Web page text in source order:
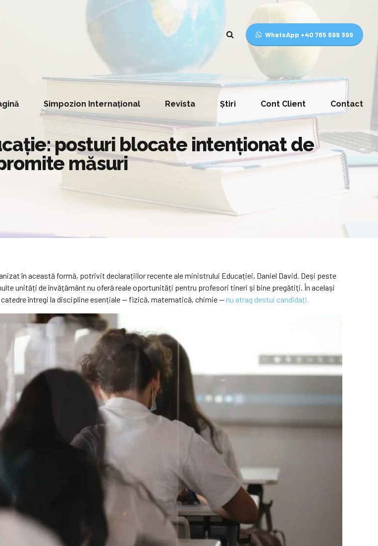
WhatsApp +40 765 699 399
Simpozion Internațional Revista Știri Cont Client Contact
posturi blocate intenționat de
măsuri
în această formă, potrivit declarațiilor recente ale ministrului Educației, Daniel David. Deși peste
unități de învățământ nu oferă reale oportunități pentru profesori tineri și bine pregătiți. În același
întregi la discipline esențiale — fizică, matematică, chimie —nu atrag destui candidați.